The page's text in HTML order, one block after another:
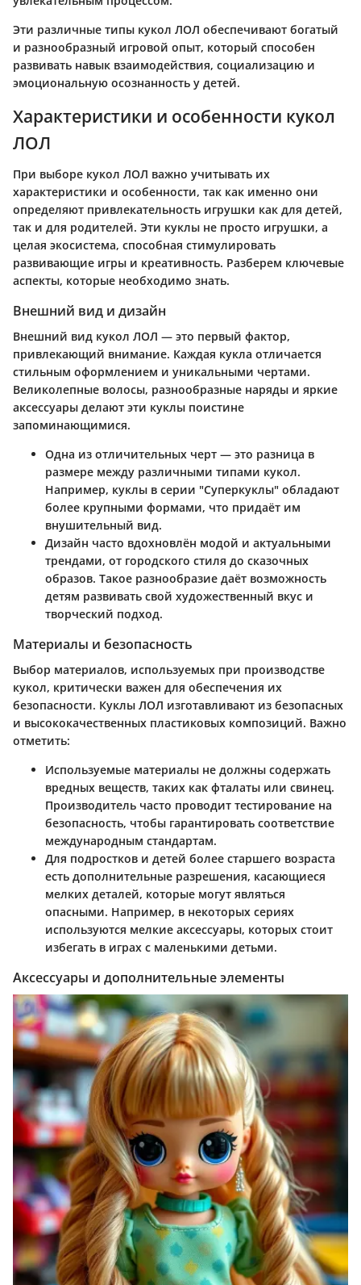
Эти различные типы кукол ЛОЛ обеспечивают богатый
и разнообразный игровой опыт, который способен
развивать навык взаимодействия, социализацию и
эмоциональную осознанность у детей.
Характеристики и особенности кукол
ЛОЛ
При выборе кукол ЛОЛ важно учитывать их
характеристики и особенности, так как именно они
определяют привлекательность игрушки как для детей,
так и для родителей. Эти куклы не просто игрушки, а
целая экосистема, способная стимулировать
развивающие игры и креативность. Разберем ключевые
аспекты, которые необходимо знать.
Внешний вид и дизайн
Внешний вид кукол ЛОЛ — это первый фактор,
привлекающий внимание. Каждая кукла отличается
стильным оформлением и уникальными чертами.
Великолепные волосы, разнообразные наряды и яркие
аксессуары делают эти куклы поистине
запоминающимися.
Одна из отличительных черт — это разница в
размере между различными типами кукол.
Например, куклы в серии "Суперкуклы" обладают
более крупными формами, что придаёт им
внушительный вид.
Дизайн часто вдохновлён модой и актуальными
трендами, от городского стиля до сказочных
образов. Такое разнообразие даёт возможность
детям развивать свой художественный вкус и
творческий подход.
Материалы и безопасность
Выбор материалов, используемых при производстве
кукол, критически важен для обеспечения их
безопасности. Куклы ЛОЛ изготавливают из безопасных
и высококачественных пластиковых композиций. Важно
отметить:
Используемые материалы не должны содержать
вредных веществ, таких как фталаты или свинец.
Производитель часто проводит тестирование на
безопасность, чтобы гарантировать соответствие
международным стандартам.
Для подростков и детей более старшего возраста
есть дополнительные разрешения, касающиеся
мелких деталей, которые могут являться
опасными. Например, в некоторых сериях
используются мелкие аксессуары, которых стоит
избегать в играх с маленькими детьми.
Аксессуары и дополнительные элементы